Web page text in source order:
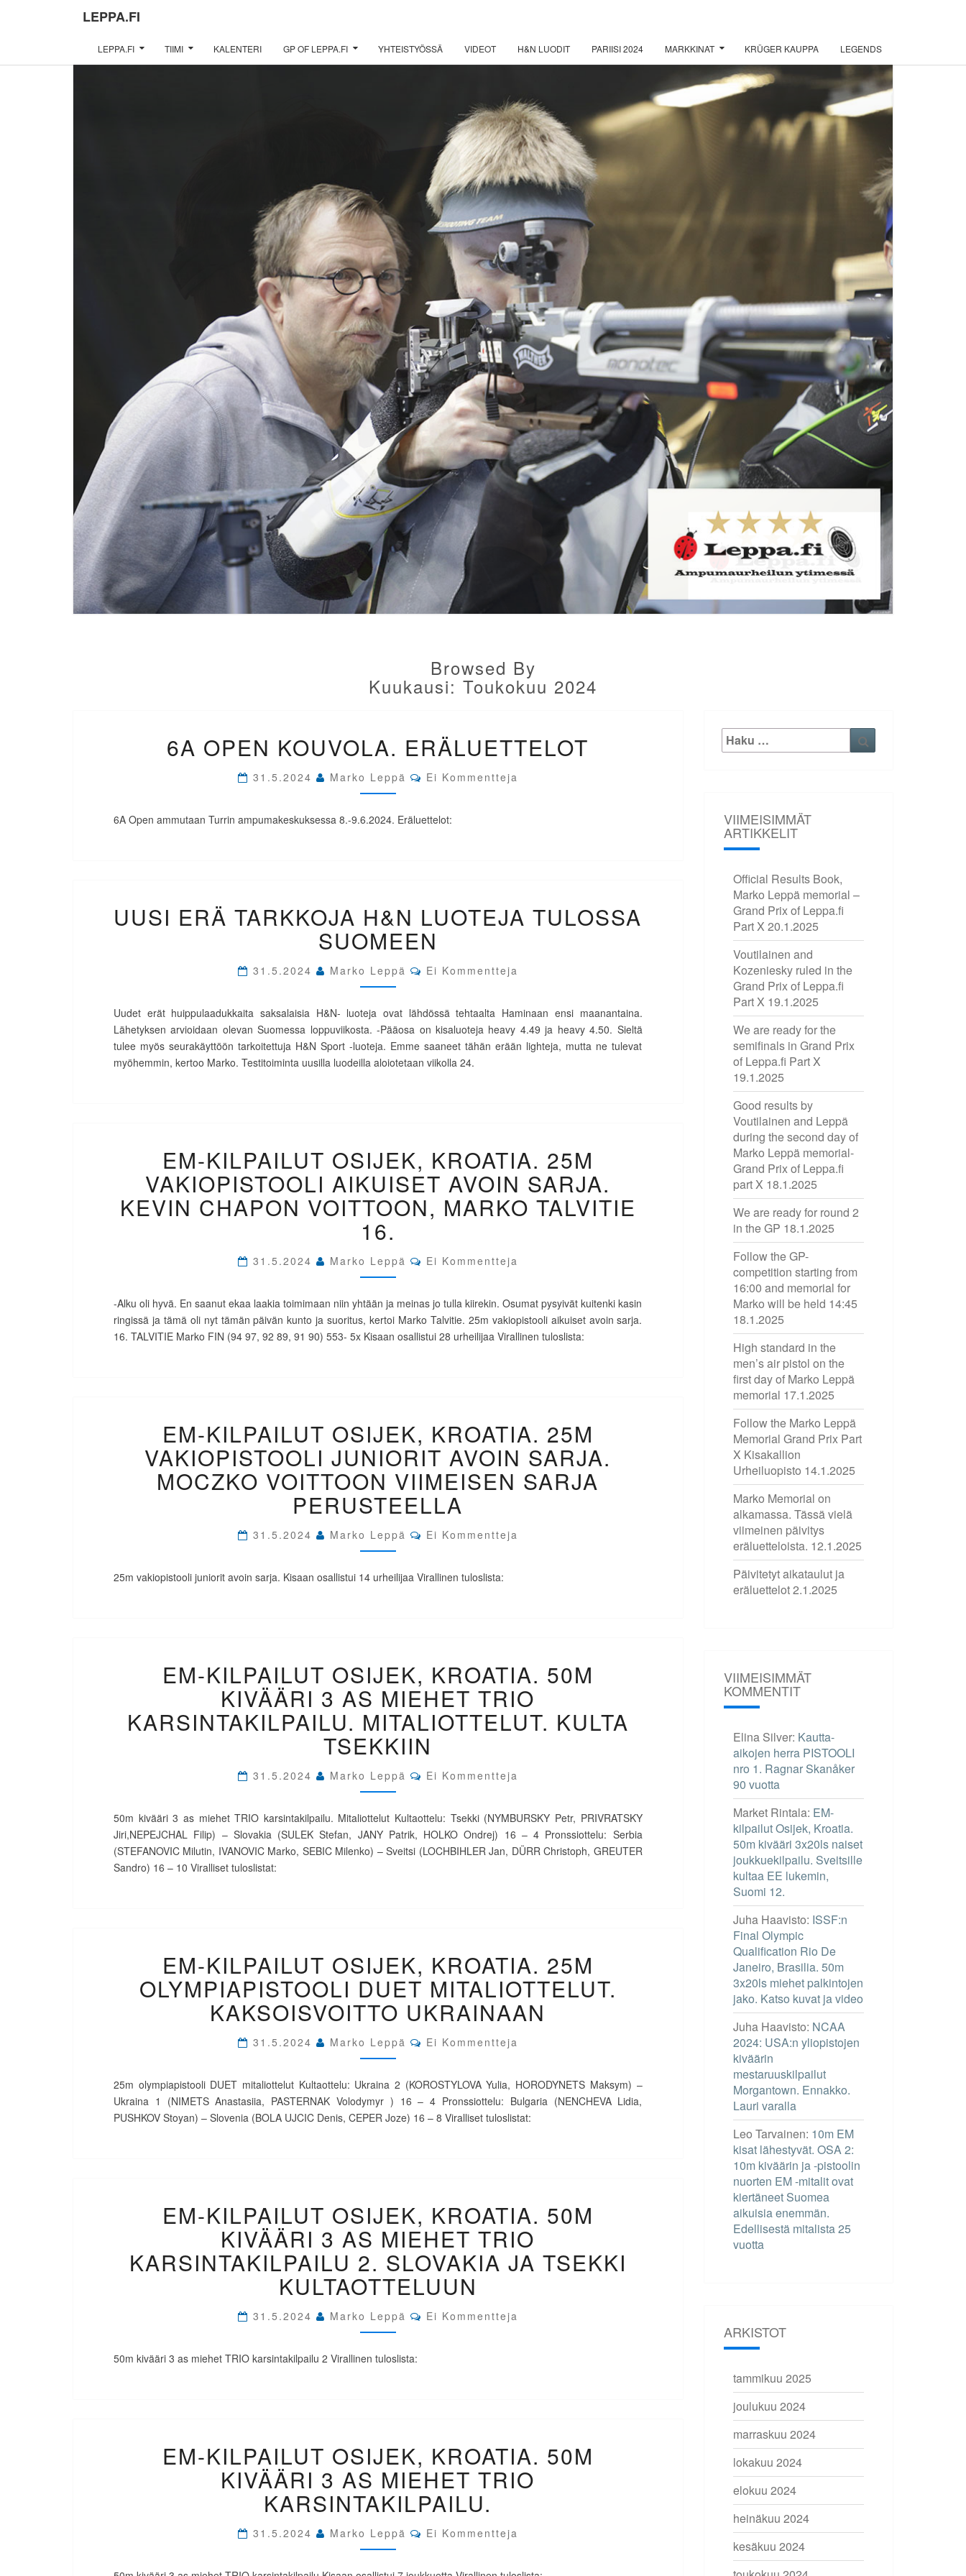
LEPPA.FI
LEPPA.FI TIIMI KALENTERI GP OF LEPPA.FI YHTEISTYÖSSÄ VIDEOT H&N LUODIT PARIISI 2024 MARKKINAT KRÜGER KAUPPA LEGENDS
Browsed By
Kuukausi: Toukokuu 2024
OPEN
KOUVOLA.
ERÄLUETTELOT
6A OPEN KOUVOLA. ERÄLUETTELOT
31.5.2024 Marko Leppä Comments
Ei Kommentteja
6A Open ammutaan Turrin ampumakeskuksessa 8.-9.6.2024. Eräluettelot:
ERÄ
TARKKOJA
H&N
LUOTEJA
TULOSSA
SUOMEEN
UUSI ERÄ TARKKOJA H&N LUOTEJA TULOSSA
SUOMEEN
31.5.2024 Marko Leppä Comments
Ei Kommentteja
Uudet erät huippulaadukkaita saksalaisia H&N- luoteja ovat lähdössä tehtaalta Haminaan ensi maanantaina.
Lähetyksen arvioidaan olevan Suomessa loppuviikosta. -Pääosa on kisaluoteja heavy 4.49 ja heavy 4.50. Sieltä
tulee myös seurakäyttöön tarkoitettuja H&N Sport -luoteja. Emme saaneet tähän erään lighteja, mutta ne tulevat
myöhemmin, kertoo Marko. Testitoiminta uusilla luodeilla aloiotetaan viikolla 24.
KILPAILUT
OSIJEK,
KROATIA.
25M
VAKIOPISTOOLI
AIKUISET
AVOIN
SARJA.
KEVIN
VOITTOON,
MARKO
TALVITIE
16.
EM-KILPAILUT OSIJEK, KROATIA. 25M
VAKIOPISTOOLI AIKUISET AVOIN SARJA.
KEVIN CHAPON VOITTOON, MARKO TALVITIE
16.
31.5.2024 Marko Leppä Comments
Ei Kommentteja
-Alku oli hyvä. En saanut ekaa laakia toimimaan niin yhtään ja meinas jo tulla kiirekin. Osumat pysyivät kuitenki kasin
ringissä ja tämä oli nyt tämän päivän kunto ja suoritus, kertoi Marko Talvitie. 25m vakiopistooli aikuiset avoin sarja.
16. TALVITIE Marko FIN (94 97, 92 89, 91 90) 553- 5x Kisaan osallistui 28 urheilijaa Virallinen tuloslista:
KILPAILUT
OSIJEK,
KROATIA.
25M
VAKIOPISTOOLI
JUNIORIT
AVOIN
SARJA.
MOCZKO
VIIMEISEN
SARJA
EM-KILPAILUT OSIJEK, KROATIA. 25M
VAKIOPISTOOLI JUNIORIT AVOIN SARJA.
MOCZKO VOITTOON VIIMEISEN SARJA
PERUSTEELLA
31.5.2024 Marko Leppä Comments
Ei Kommentteja
25m vakiopistooli juniorit avoin sarja. Kisaan osallistui 14 urheilijaa Virallinen tuloslista:
KILPAILUT
OSIJEK,
KROATIA.
50M
KIVÄÄRI
3
AS
MIEHET
TRIO
MITALIOTTELUT.
KULTA
TSEKKIIN
EM-KILPAILUT OSIJEK, KROATIA. 50M
KIVÄÄRI 3 AS MIEHET TRIO
KARSINTAKILPAILU. MITALIOTTELUT. KULTA
TSEKKIIN
31.5.2024 Marko Leppä Comments
Ei Kommentteja
50m kivääri 3 as miehet TRIO karsintakilpailu. Mitaliottelut Kultaottelu: Tsekki (NYMBURSKY Petr, PRIVRATSKY
Jiri,NEPEJCHAL Filip) – Slovakia (SULEK Stefan, JANY Patrik, HOLKO Ondrej) 16 – 4 Pronssiottelu: Serbia
(STEFANOVIC Milutin, IVANOVIC Marko, SEBIC Milenko) – Sveitsi (LOCHBIHLER Jan, DÜRR Christoph, GREUTER
Sandro) 16 – 10 Viralliset tuloslistat:
KILPAILUT
OSIJEK,
KROATIA.
25M
OLYMPIAPISTOOLI
MITALIOTTELUT.
KAKSOISVOITTO
EM-KILPAILUT OSIJEK, KROATIA. 25M
OLYMPIAPISTOOLI DUET MITALIOTTELUT.
KAKSOISVOITTO UKRAINAAN
31.5.2024 Marko Leppä Comments
Ei Kommentteja
25m olympiapistooli DUET mitaliottelut Kultaottelu: Ukraina 2 (KOROSTYLOVA Yulia, HORODYNETS Maksym) –
Ukraina 1 (NIMETS Anastasiia, PASTERNAK Volodymyr ) 16 – 4 Pronssiottelu: Bulgaria (NENCHEVA Lidia,
PUSHKOV Stoyan) – Slovenia (BOLA UJCIC Denis, CEPER Joze) 16 – 8 Viralliset tuloslistat:
KILPAILUT
OSIJEK,
KROATIA.
50M
KIVÄÄRI
3
AS
MIEHET
TRIO
2.
SLOVAKIA
EM-KILPAILUT OSIJEK, KROATIA. 50M
KIVÄÄRI 3 AS MIEHET TRIO
KARSINTAKILPAILU 2. SLOVAKIA JA TSEKKI
KULTAOTTELUUN
31.5.2024 Marko Leppä Comments
Ei Kommentteja
50m kivääri 3 as miehet TRIO karsintakilpailu 2 Virallinen tuloslista:
KILPAILUT
OSIJEK,
KROATIA.
50M
KIVÄÄRI
AS
MIEHET
EM-KILPAILUT OSIJEK, KROATIA. 50M
KIVÄÄRI 3 AS MIEHET TRIO
KARSINTAKILPAILU.
31.5.2024 Marko Leppä Comments
Ei Kommentteja
Etsi:
VIIMEISIMMÄT
ARTIKKELIT
Official Results Book,
Marko Leppä memorial –
Grand Prix of Leppa.fi
Part X 20.1.2025
Voutilainen and
Kozeniesky ruled in the
Grand Prix of Leppa.fi
Part X 19.1.2025
We are ready for the
semifinals in Grand Prix
of Leppa.fi Part X
19.1.2025
Good results by
Voutilainen and Leppä
during the second day of
Marko Leppä memorial-
Grand Prix of Leppa.fi
part X 18.1.2025
We are ready for round 2
in the GP 18.1.2025
Follow the GP-
competition starting from
16:00 and memorial for
Marko will be held 14:45
18.1.2025
High standard in the
men’s air pistol on the
first day of Marko Leppä
memorial 17.1.2025
Follow the Marko Leppä
Memorial Grand Prix Part
X Kisakallion
Urheiluopisto 14.1.2025
Marko Memorial on
alkamassa. Tässä vielä
viimeinen päivitys
eräluetteloista. 12.1.2025
Päivitetyt aikataulut ja
eräluettelot2.1.2025
VIIMEISIMMÄT
KOMMENTIT
Elina Silver: Kautta-
aikojen herra PISTOOLI
nro 1. Ragnar Skanåker
90 vuotta
Market Rintala: EM-
kilpailut Osijek, Kroatia.
50m kivääri 3x20ls naiset
joukkuekilpailu. Sveitsille
kultaa EE lukemin,
Suomi 12.
Juha Haavisto: ISSF:n
Final Olympic
Qualification Rio De
Janeiro, Brasilia. 50m
3x20ls miehet palkintojen
jako. Katso kuvat ja video
Juha Haavisto: NCAA
2024: USA:n yliopistojen
kiväärin
mestaruuskilpailut
Morgantown. Ennakko.
Lauri varalla
Leo Tarvainen: 10m EM
kisat lähestyvät. OSA 2:
10m kiväärin ja -pistoolin
nuorten EM -mitalit ovat
kiertäneet Suomea
aikuisia enemmän.
Edellisestä mitalista 25
vuotta
ARKISTOT
tammikuu 2025
joulukuu 2024
marraskuu 2024
lokakuu 2024
elokuu 2024
heinäkuu 2024
kesäkuu 2024